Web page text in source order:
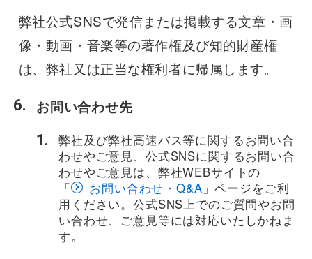
弊社公式SNSで発信または掲載する文章・画
像・動画・音楽等の著作権及び知的財産権
は、弊社又は正当な権利者に帰属します。
お問い合わせ先
弊社及び弊社高速バス等に関するお問い合
わせやご意見、公式SNSに関するお問い合
わせやご意見は、弊社WEBサイトの
「
お問い合わせ・Q&A 」ページをご利
用ください。公式SNS上でのご質問やお問
い合わせ、ご意見等には対応いたしかねま
す。